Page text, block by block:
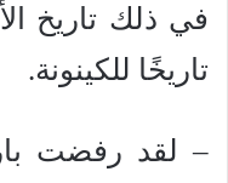
في ذلك تاريخ
تاريخًا للكينونة.
– لقد رفضت